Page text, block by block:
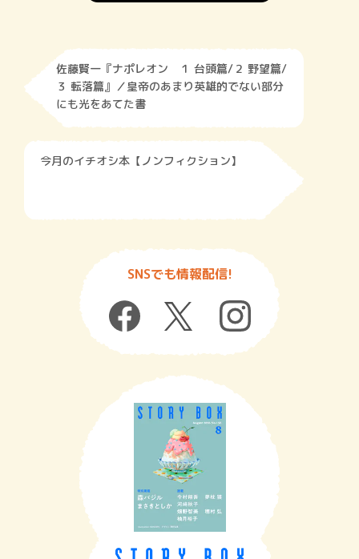
佐藤賢一『ナポレオン １ 台頭篇/２ 野望篇/
３ 転落篇』／皇帝のあまり英雄的でない部分
にも光をあてた書
今月のイチオシ本【ノンフィクション】
SNSでも情報配信!